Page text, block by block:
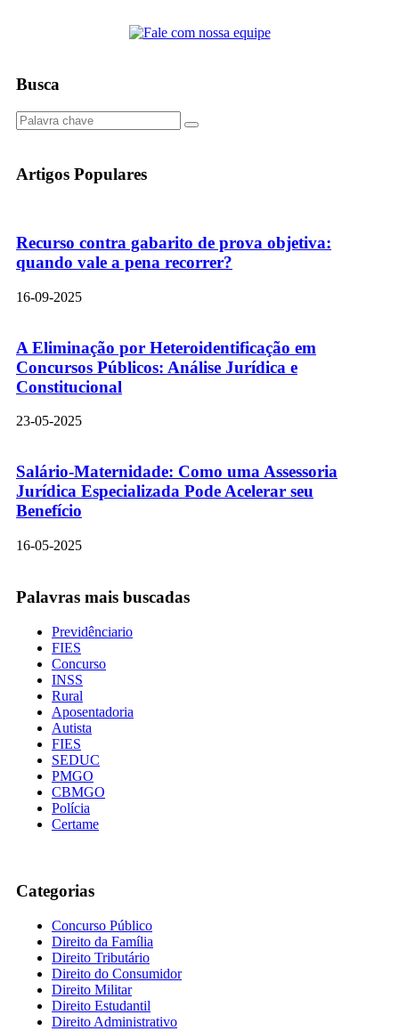
Busca
Artigos Populares
Recurso contra gabarito de prova objetiva:
quando vale a pena recorrer?
16-09-2025
A Eliminação por Heteroidentificação em
Concursos Públicos: Análise Jurídica e
Constitucional
23-05-2025
Salário-Maternidade: Como uma Assessoria
Jurídica Especializada Pode Acelerar seu
Benefício
16-05-2025
Palavras mais buscadas
Previdênciario
FIES
Concurso
INSS
Rural
Aposentadoria
Autista
FIES
SEDUC
PMGO
CBMGO
Polícia
Certame
Categorias
Concurso Público
Direito da Família
Direito Tributário
Direito do Consumidor
Direito Militar
Direito Estudantil
Direito Administrativo